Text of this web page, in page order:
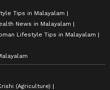
Tips in Malayalam
News in Malayalam
Lifestyle Tips in Malayalam
(Agriculture)